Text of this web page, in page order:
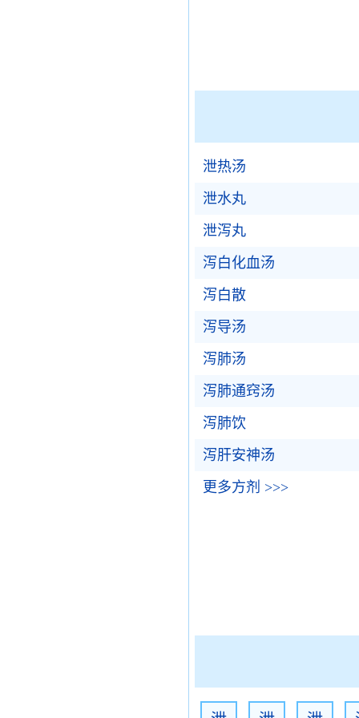
泄热汤
泄水丸
泄泻丸
泻白化血汤
泻白散
泻导汤
泻肺汤
泻肺通窍汤
泻肺饮
泻肝安神汤
更多方剂 >>>